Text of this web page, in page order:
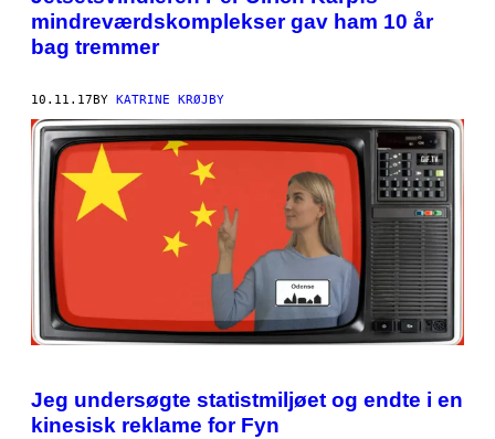
mindreværdskomplekser gav ham 10 år
bag tremmer
10.11.17BY KATRINE KRØJBY
Jeg undersøgte statistmiljøet og endte i en
kinesisk reklame for Fyn